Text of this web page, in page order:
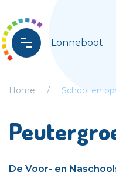
Lonneboot
Home School en
De Voor- en